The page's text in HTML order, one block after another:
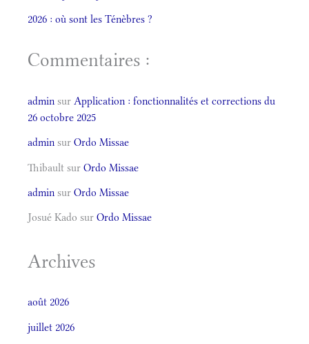
2026 : où sont les Ténèbres ?
Commentaires :
admin sur Application : fonctionnalités et corrections du
26 octobre 2025
admin sur Ordo Missae
Thibault sur Ordo Missae
admin sur Ordo Missae
Josué Kado sur Ordo Missae
Archives
août 2026
juillet 2026